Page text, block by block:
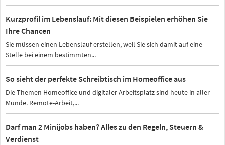
Kurzprofil im Lebenslauf: Mit diesen Beispielen erhöhen Sie
Ihre Chancen
Sie müssen einen Lebenslauf erstellen, weil Sie sich damit auf eine
Stelle bei einem bestimmten...
So sieht der perfekte Schreibtisch im Homeoffice aus
Die Themen Homeoffice und digitaler Arbeitsplatz sind heute in aller
Munde. Remote-Arbeit,...
Darf man 2 Minijobs haben? Alles zu den Regeln, Steuern &
Verdienst